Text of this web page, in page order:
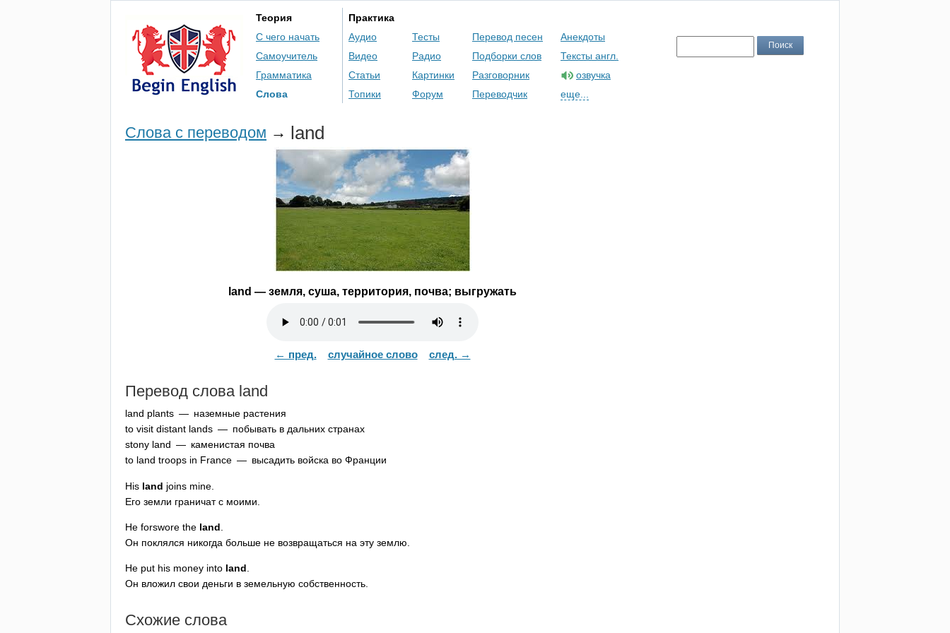
Теория
С чего начать
Самоучитель
Грамматика
Слова
Практика
Аудио
Видео
Статьи
Топики
Тесты
Радио
Картинки
Форум
Перевод песен
Подборки слов
Разговорник
Переводчик
Анекдоты
Тексты англ.
озвучка
еще...
Слова с переводом → land
land — земля, суша, территория, почва; выгружать
← пред. случайное слово след. →
Перевод слова land
land plants — наземные растения
to visit distant lands — побывать в дальних странах
stony land — каменистая почва
to land troops in France — высадить войска во Франции
His land joins mine
Его земли граничат с моими.
He forswore the land
Он поклялся никогда больше не возвращаться на эту землю.
He put his money into land.
Он вложил свои деньги в земельную собственность.
Схожие слова